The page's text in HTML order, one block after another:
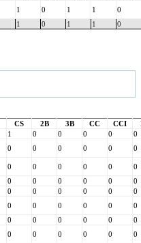
1 0 1 1
0
1 0 1 1 0
CS 2B 3B CC CCI
1 0 0 0 0
0
0 0 0 0 0 0
0 0 0 0 0
0
0 0 0 0 0
0
0 0 0 0 0
0
0 0 0 0 0
0
0 0 0 0 0
0
0 0 0 0 0 0